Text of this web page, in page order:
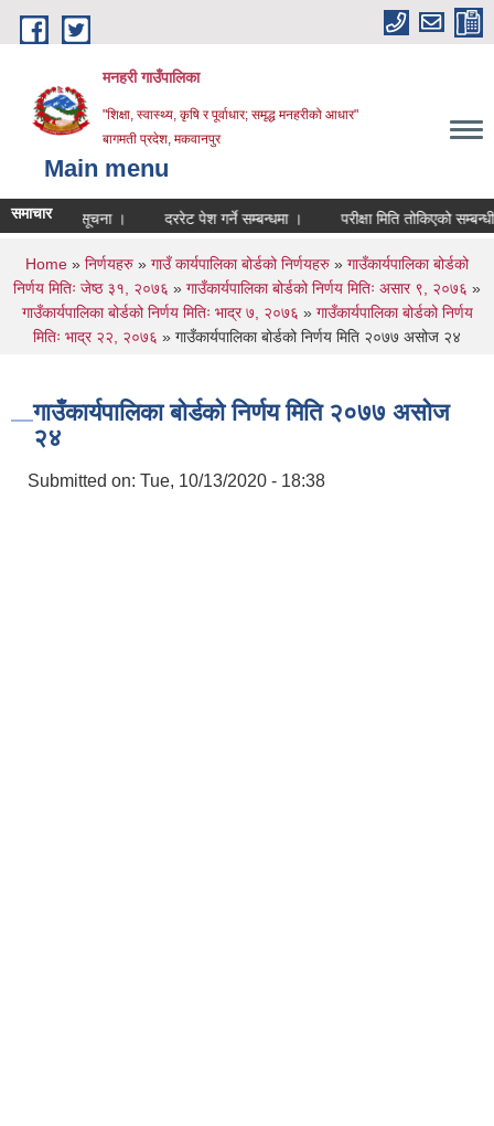
Skip to main content
मनहरी गाउँपालिका
"शिक्षा, स्वास्थ्य, कृषि र पूर्वाधार; समृद्ध मनहरीको आधार"
बागमती प्रदेश, मकवानपुर
Main menu
समाचारसूचना । दररेट पेश गर्ने सम्बन्धमा । परीक्षा मिति तोकिएको सम्बन्धी
You are here
Home » निर्णयहरु » गाउँ कार्यपालिका बोर्डको निर्णयहरु » गाउँकार्यपालिका बोर्डको
निर्णय मितिः जेष्ठ ३१, २०७६ » गाउँकार्यपालिका बोर्डको निर्णय मितिः असार ९, २०७६ »
गाउँकार्यपालिका बोर्डको निर्णय मितिः भाद्र ७, २०७६ » गाउँकार्यपालिका बोर्डको निर्णय
मितिः भाद्र २२, २०७६ » गाउँकार्यपालिका बोर्डको निर्णय मिति २०७७ असोज २४
गाउँकार्यपालिका बोर्डको निर्णय मिति २०७७ असोज
२४
Submitted on: Tue, 10/13/2020 - 18:38